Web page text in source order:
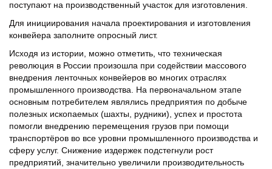
поступают на производственный участок для изготовления.
Для инициирования начала проектирования и изготовления
конвейера заполните опросный лист.
Исходя из истории, можно отметить, что техническая
революция в России произошла при содействии массового
внедрения ленточных конвейеров во многих отраслях
промышленного производства. На первоначальном этапе
основным потребителем являлись предприятия по добыче
полезных ископаемых (шахты, рудники), успех и простота
помогли внедрению перемещения грузов при помощи
транспортёров во все уровни промышленного производства и
сферу услуг. Снижение издержек подстегнули рост
предприятий, значительно увеличили производительность